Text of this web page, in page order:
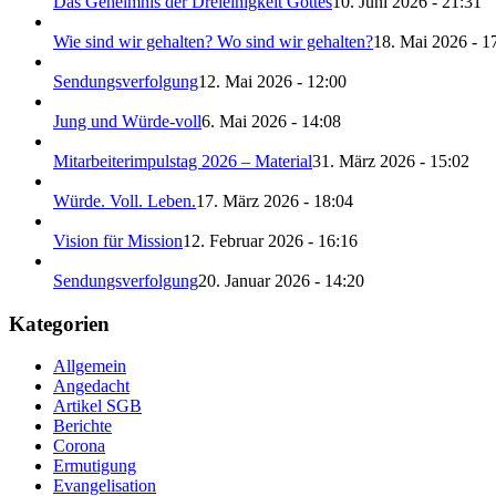
Wie sind wir gehalten? Wo sind wir gehalten?18. Mai 2026 -
Sendungsverfolgung12. Mai 2026 - 12:00
Jung und Würde-voll6. Mai 2026 - 14:08
Mitarbeiterimpulstag 2026 – Material31. März 2026 - 15:02
Würde. Voll. Leben.17. März 2026 - 18:04
Vision für Mission12. Februar 2026 - 16:16
Sendungsverfolgung20. Januar 2026 - 14:20
Kategorien
Allgemein
Angedacht
Artikel SGB
Berichte
Corona
Ermutigung
Evangelisation